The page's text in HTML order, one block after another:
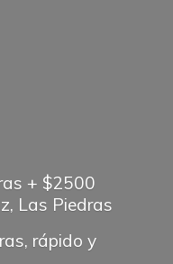
+ $2500
Las Piedras
rápido y